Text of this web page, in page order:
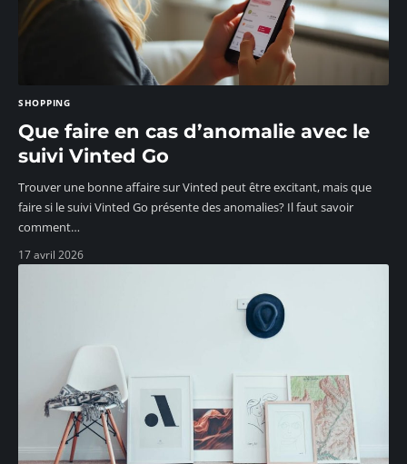
SHOPPING
Que faire en cas d’anomalie avec le
suivi Vinted Go
Trouver une bonne affaire sur Vinted peut être excitant, mais que
faire si le suivi Vinted Go présente des anomalies? Il faut savoir
comment…
17 avril 2026